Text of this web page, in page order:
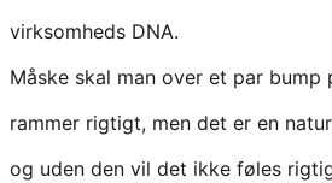
virksomheds DNA.
Måske skal man over et par bump
rammer rigtigt, men det er en
og uden den vil det ikke føles